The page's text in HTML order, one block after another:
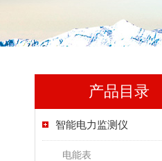
产品目录
智能电力监测仪
电能表